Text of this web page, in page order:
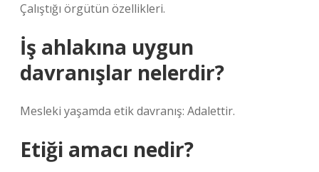
Çalıştığı örgütün özellikleri.
İş ahlakına uygun
davranışlar nelerdir?
Mesleki yaşamda etik davranış: Adalettir.
Etiği amacı nedir?